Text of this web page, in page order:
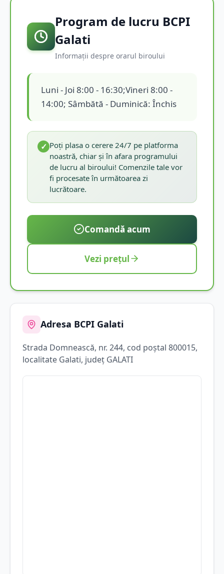
Program de lucru BCPI
Galati
Informații despre orarul biroului
Luni - Joi 8:00 - 16:30;Vineri 8:00 -
14:00; Sâmbătă - Duminică: Închis
✓ Poți plasa o cerere 24/7 pe platforma
noastră, chiar și în afara programului
de lucru al biroului! Comenzile tale vor
fi procesate în următoarea zi
lucrătoare.
Comandă acum
Vezi prețul
Adresa BCPI Galati
Strada Domnească, nr. 244, cod poștal 800015,
localitate Galati, județ GALATI